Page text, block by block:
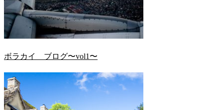
ボラカイ ブログ〜vol1〜